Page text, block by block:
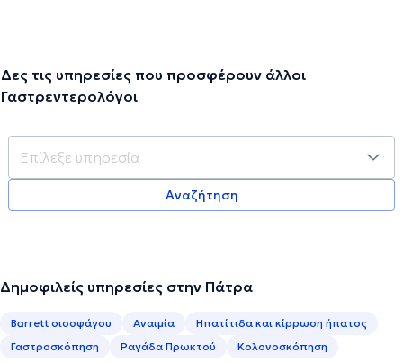
Δες τις υπηρεσίες που προσφέρουν άλλοι
Γαστρεντερολόγοι
Αναζήτηση
Δημοφιλείς υπηρεσίες στην Πάτρα
Barrett οισοφάγου Αναιμία
Ηπατίτιδα και κίρρωση ήπατος
Γαστροσκόπηση
Ραγάδα Πρωκτού Κολονοσκόπηση